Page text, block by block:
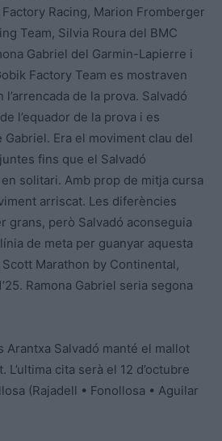
Factory Racing, Marion Fromberger
Team, Silvia Roura del BMC
Gabriel del Garmin-Lapierre i
Factory Team es mostraven
de la prova. Salvadó
l’equador de la prova i es
Gabriel. Era el moviment clau del
fins que el Salvadó
solitari. Amb prop de mitja cursa
arriscat. Les diferències
grans, però Salvadó aconseguia
de meta per guanyar aquesta
Marathon by Continental,
Ramona Gabriel seria segona
Arantxa Salvadó manté el mallot
L’ultima cita serà el 12 d’octubre
(Rajadell • Fonollosa • Aguilar